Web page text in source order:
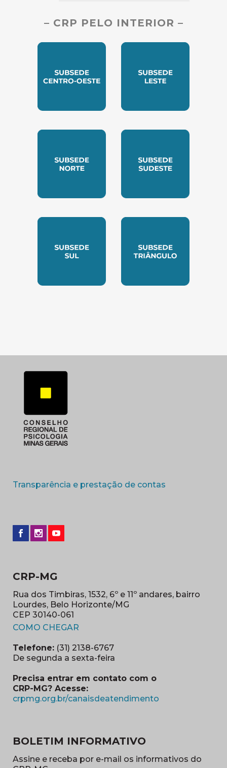
– CRP PELO INTERIOR –
Transparência e prestação de contas
CRP-MG
Rua dos Timbiras, 1532, 6º e 11º andares, bairro
Lourdes, Belo Horizonte/MG
CEP 30140-061
COMO CHEGAR
Telefone: (31) 2138-6767
De segunda a sexta-feira
Precisa entrar em contato com o
CRP-MG? Acesse:
crpmg.org.br/canaisdeatendimento
BOLETIM INFORMATIVO
Assine e receba por e-mail os informativos do